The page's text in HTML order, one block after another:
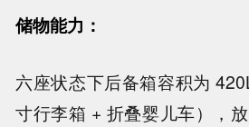
储物能力：
六座状态下后备箱容积为
寸行李箱 + 折叠婴儿车），